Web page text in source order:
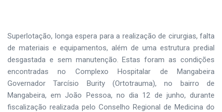
Superlotação, longa espera para a realização de cirurgias, falta
de materiais e equipamentos, além de uma estrutura predial
desgastada e sem manutenção. Estas foram as condições
encontradas no Complexo Hospitalar de Mangabeira
Governador Tarcísio Burity (Ortotrauma), no bairro de
Mangabeira, em João Pessoa, no dia 12 de junho, durante
fiscalização realizada pelo Conselho Regional de Medicina do